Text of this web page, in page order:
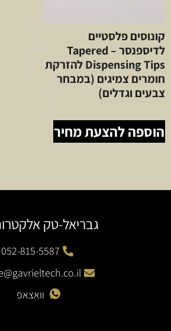
קונוסים פלסטיים
לדיספנסר – Tapered
Dispensing Tips להזרקת
חומרים צמיגים (במבחר
צבעים וגדלים)
הוספה להצעת מחיר
גבריאל-טק
052-815-5587
וואצאפ